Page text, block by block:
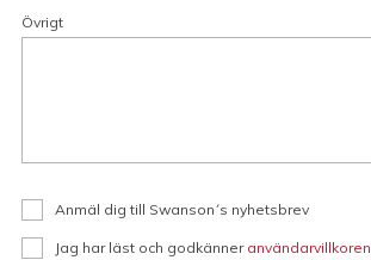
Övrigt
Anmäl dig till Swanson´s nyhetsbrev
Jag har läst och godkänner användarvillkoren